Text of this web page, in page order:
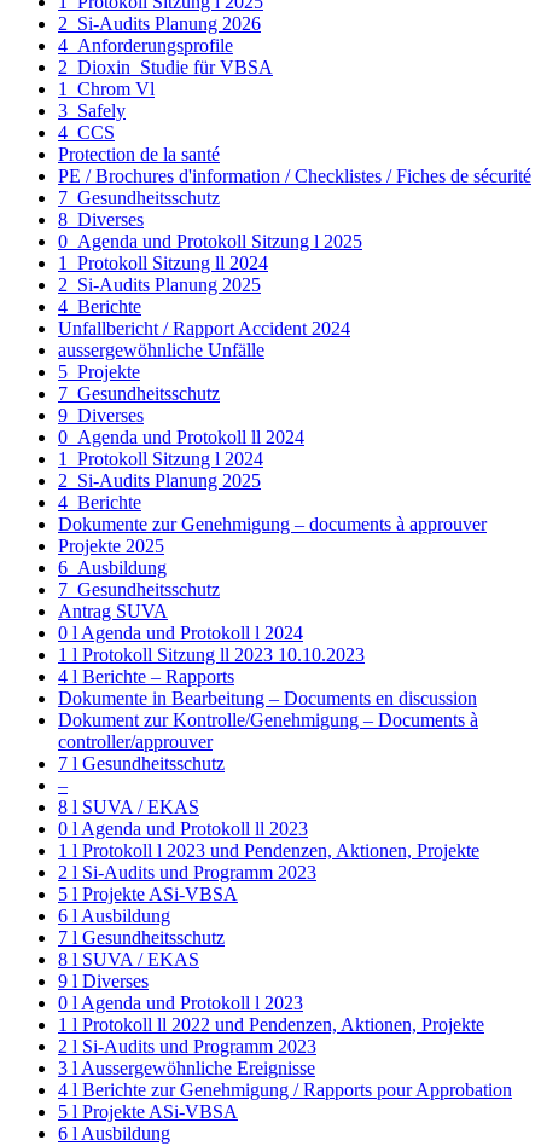
2_Si-Audits Planung 2026
4_Anforderungsprofile
2_Dioxin_Studie für VBSA
1_Chrom Vl
3_Safely
4_CCS
Protection de la santé
PE / Brochures d'information / Checklistes / Fiches de sécurité
7_Gesundheitsschutz
8_Diverses
0_Agenda und Protokoll Sitzung l 2025
1_Protokoll Sitzung ll 2024
2_Si-Audits Planung 2025
4_Berichte
Unfallbericht / Rapport Accident 2024
aussergewöhnliche Unfälle
5_Projekte
7_Gesundheitsschutz
9_Diverses
0_Agenda und Protokoll ll 2024
1_Protokoll Sitzung l 2024
2_Si-Audits Planung 2025
4_Berichte
Dokumente zur Genehmigung – documents à approuver
Projekte 2025
6_Ausbildung
7_Gesundheitsschutz
Antrag SUVA
0 l Agenda und Protokoll l 2024
1 l Protokoll Sitzung ll 2023 10.10.2023
4 l Berichte – Rapports
Dokumente in Bearbeitung – Documents en discussion
Dokument zur Kontrolle/Genehmigung – Documents à
controller/approuver
7 l Gesundheitsschutz
–
8 l SUVA / EKAS
0 l Agenda und Protokoll ll 2023
1 l Protokoll l 2023 und Pendenzen, Aktionen, Projekte
2 l Si-Audits und Programm 2023
5 l Projekte ASi-VBSA
6 l Ausbildung
7 l Gesundheitsschutz
8 l SUVA / EKAS
9 l Diverses
0 l Agenda und Protokoll l 2023
1 l Protokoll ll 2022 und Pendenzen, Aktionen, Projekte
2 l Si-Audits und Programm 2023
3 l Aussergewöhnliche Ereignisse
4 l Berichte zur Genehmigung / Rapports pour Approbation
5 l Projekte ASi-VBSA
6 l Ausbildung